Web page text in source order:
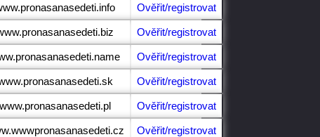
Ověřit/registrovat
Ověřit/registrovat
Ověřit/registrovat
Ověřit/registrovat
Ověřit/registrovat
Ověřit/registrovat